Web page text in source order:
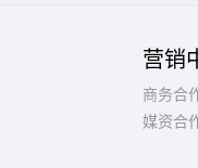
营销
商务合
媒资合